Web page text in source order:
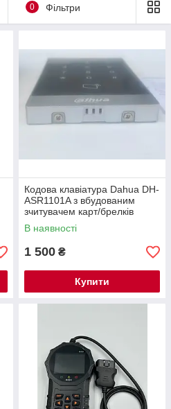
0 Фільтри
Кодова клавіатура Dahua DH-
ASR1101A з вбудованим
зчитувачем карт/брелків
В наявності
1 500 ₴
Купити